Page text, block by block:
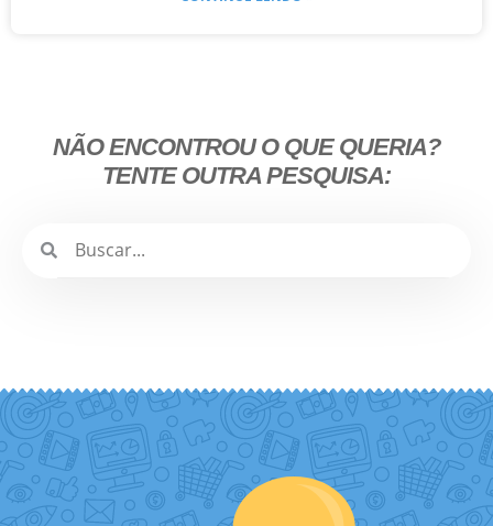
NÃO ENCONTROU O QUE QUERIA?
TENTE OUTRA PESQUISA: